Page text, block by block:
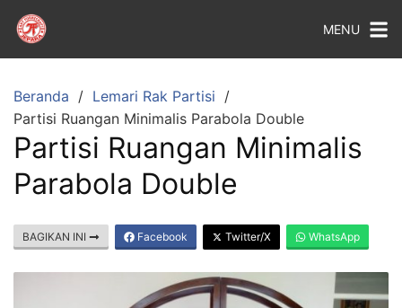
MENU
Beranda
Lemari Rak Partisi
Partisi Ruangan Minimalis Parabola Double
Partisi Ruangan Minimalis
Parabola Double
BAGIKAN INI Facebook Twitter/X WhatsApp